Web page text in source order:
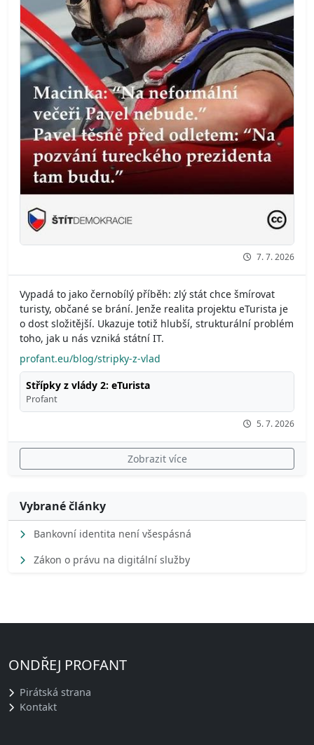
7. 7. 2026
Vypadá to jako černobílý příběh: zlý stát chce šmírovat
turisty, občané se brání. Jenže realita projektu eTurista je
o dost složitější. Ukazuje totiž hlubší, strukturální problém
toho, jak u nás vzniká státní IT.
profant.eu/blog/stripky-z-vlad
Střípky z vlády 2: eTurista
Profant
5. 7. 2026
Zobrazit více
Vybrané články
Bankovní identita není všespásná
Zákon o právu na digitální služby
ONDŘEJ PROFANT
Pirátská strana
Kontakt